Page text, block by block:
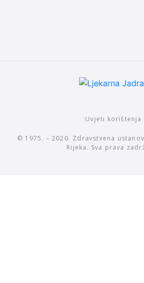
Uvjeti korištenja
© 1975. – 2020. Zdravstvena
Rijeka. Sva prava